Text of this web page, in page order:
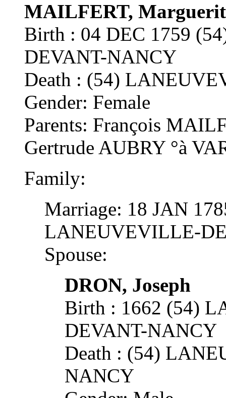
MAILFERT,
Birth : 04 DEC 1759
DEVANT-NANCY
Death : (54)
Gender: Female
Parents: François
Gertrude AUBRY °à
Family:
Marriage: 18 JAN
LANEUVEVILLE-
Spouse:
DRON, Joseph
Birth : 1662 (54)
DEVANT-NANCY
Death : (54)
NANCY